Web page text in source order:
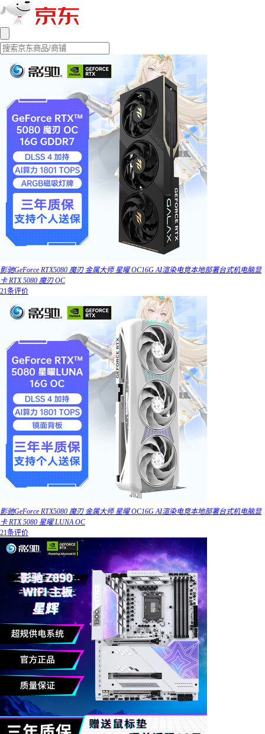
影驰GeForce RTX5080 魔刃 金属大师 星曜 OC16G AI渲染电竞本地部署台式机电脑显
卡 RTX 5080 魔刃 OC
21条评价
影驰GeForce RTX5080 魔刃 金属大师 星曜 OC16G AI渲染电竞本地部署台式机电脑显
卡 RTX 5080 星曜 LUNA OC
21条评价